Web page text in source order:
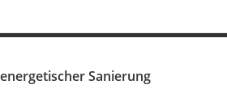
Sanierung